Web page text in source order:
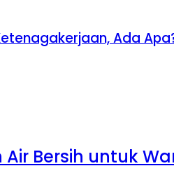
Ada
Bersih untuk